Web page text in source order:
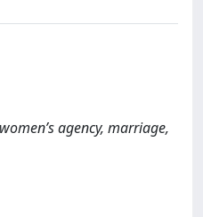
agency, marriage,